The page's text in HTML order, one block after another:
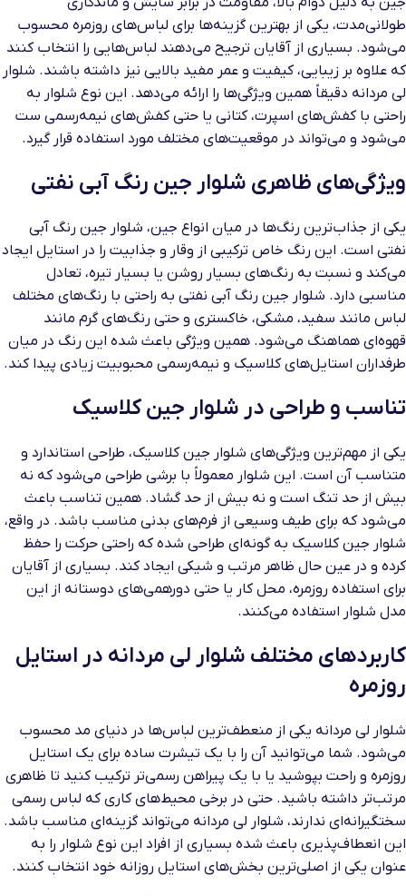
طولانی‌مدت، یکی از بهترین گزینه‌ها برای لباس‌های روزمره محسوب
می‌شود. بسیاری از آقایان ترجیح می‌دهند لباس‌هایی را انتخاب کنند
که علاوه بر زیبایی، کیفیت و عمر مفید بالایی نیز داشته باشند. شلوار
لی مردانه دقیقاً همین ویژگی‌ها را ارائه می‌دهد. این نوع شلوار به
راحتی با کفش‌های اسپرت، کتانی یا حتی کفش‌های نیمه‌رسمی ست
می‌شود و می‌تواند در موقعیت‌های مختلف مورد استفاده قرار گیرد.
ویژگی‌های ظاهری شلوار جین رنگ آبی نفتی
یکی از جذاب‌ترین رنگ‌ها در میان انواع جین، شلوار جین رنگ آبی
نفتی است. این رنگ خاص ترکیبی از وقار و جذابیت را در استایل ایجاد
می‌کند و نسبت به رنگ‌های بسیار روشن یا بسیار تیره، تعادل
مناسبی دارد. شلوار جین رنگ آبی نفتی به راحتی با رنگ‌های مختلف
لباس مانند سفید، مشکی، خاکستری و حتی رنگ‌های گرم مانند
قهوه‌ای هماهنگ می‌شود. همین ویژگی باعث شده این رنگ در میان
طرفداران استایل‌های کلاسیک و نیمه‌رسمی محبوبیت زیادی پیدا کند.
تناسب و طراحی در شلوار جین کلاسیک
یکی از مهم‌ترین ویژگی‌های شلوار جین کلاسیک، طراحی استاندارد و
متناسب آن است. این شلوار معمولاً با برشی طراحی می‌شود که نه
بیش از حد تنگ است و نه بیش از حد گشاد. همین تناسب باعث
می‌شود که برای طیف وسیعی از فرم‌های بدنی مناسب باشد. در واقع،
شلوار جین کلاسیک به گونه‌ای طراحی شده که راحتی حرکت را حفظ
کرده و در عین حال ظاهر مرتب و شیکی ایجاد کند. بسیاری از آقایان
برای استفاده روزمره، محل کار یا حتی دورهمی‌های دوستانه از این
مدل شلوار استفاده می‌کنند.
کاربردهای مختلف شلوار لی مردانه در استایل
روزمره
شلوار لی مردانه یکی از منعطف‌ترین لباس‌ها در دنیای مد محسوب
می‌شود. شما می‌توانید آن را با یک تیشرت ساده برای یک استایل
روزمره و راحت بپوشید یا با یک پیراهن رسمی‌تر ترکیب کنید تا ظاهری
مرتب‌تر داشته باشید. حتی در برخی محیط‌های کاری که لباس رسمی
سختگیرانه‌ای ندارند، شلوار لی مردانه می‌تواند گزینه‌ای مناسب باشد.
این انعطاف‌پذیری باعث شده بسیاری از افراد این نوع شلوار را به
عنوان یکی از اصلی‌ترین بخش‌های استایل روزانه خود انتخاب کنند.